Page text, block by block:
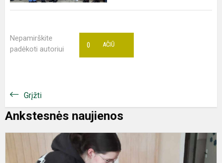
Nepamirškite
padėkoti autoriui
AČIŪ
0
Grįžti
Ankstesnės naujienos